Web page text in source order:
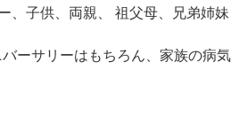
、子供、両親、 祖父母、兄弟姉
ーサリーはもちろん、家族の病